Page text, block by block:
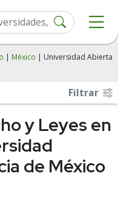
| México | Universidad Abierta
Filtrar
y Leyes en
de México